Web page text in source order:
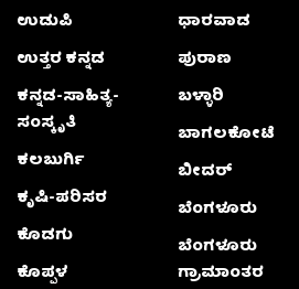
ಉಡುಪಿ
ಉತ್ತರ ಕನ್ನಡ
ಕನ್ನಡ-ಸಾಹಿತ್ಯ-
ಸಂಸ್ಕೃತಿ
ಕಲಬುರ್ಗಿ
ಕೃಷಿ-ಪರಿಸರ
ಕೊಡಗು
ಕೊಪ್ಪಳ
ಧಾರವಾಡ
ಪುರಾಣ
ಬಳ್ಳಾರಿ
ಬಾಗಲಕೋಟೆ
ಬೀದರ್
ಬೆಂಗಳೂರು
ಬೆಂಗಳೂರು
ಗ್ರಾಮಾಂತರ